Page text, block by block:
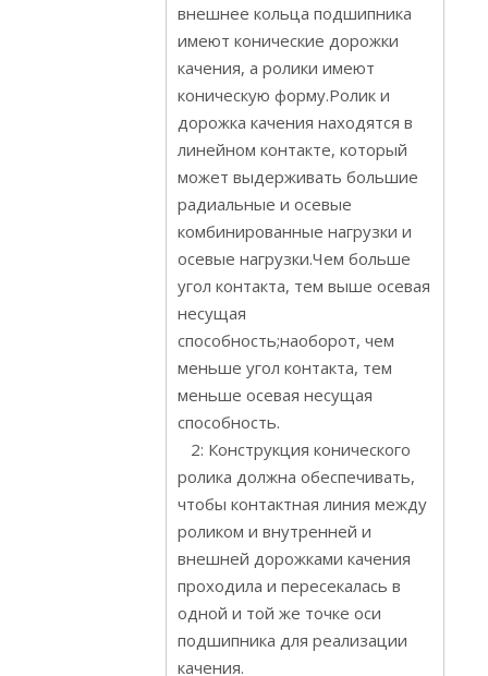
внешнее кольца подшипника
имеют конические дорожки
качения, а ролики имеют
коническую форму.Ролик и
дорожка качения находятся в
линейном контакте, который
может выдерживать большие
радиальные и осевые
комбинированные нагрузки и
осевые нагрузки.Чем больше
угол контакта, тем выше осевая
несущая
способность;наоборот, чем
меньше угол контакта, тем
меньше осевая несущая
способность.
2: Конструкция конического
ролика должна обеспечивать,
чтобы контактная линия между
роликом и внутренней и
внешней дорожками качения
проходила и пересекалась в
одной и той же точке оси
подшипника для реализации
качения.